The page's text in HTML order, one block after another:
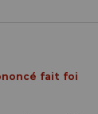
fait foi